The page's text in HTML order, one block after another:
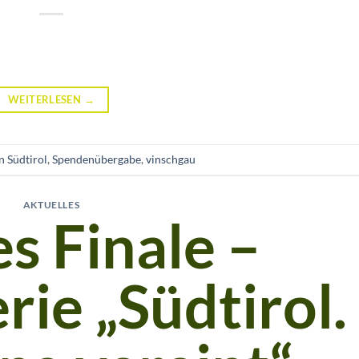
WEITERLESEN →
Südtirol,Spendenübergabe,vinschgau
AKTUELLES
Finale –
„Südtirol.